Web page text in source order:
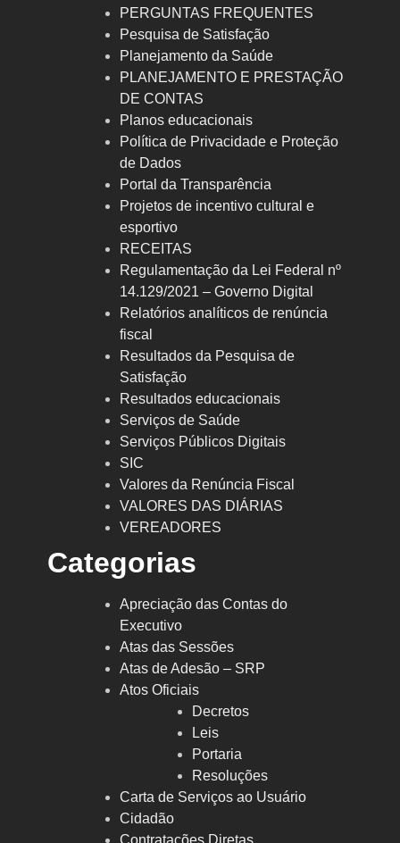
PERGUNTAS FREQUENTES
Pesquisa de Satisfação
Planejamento da Saúde
PLANEJAMENTO E PRESTAÇÃO
DE CONTAS
Planos educacionais
Política de Privacidade e Proteção
de Dados
Portal da Transparência
Projetos de incentivo cultural e
esportivo
RECEITAS
Regulamentação da Lei Federal nº
14.129/2021 – Governo Digital
Relatórios analíticos de renúncia
fiscal
Resultados da Pesquisa de
Satisfação
Resultados educacionais
Serviços de Saúde
Serviços Públicos Digitais
SIC
Valores da Renúncia Fiscal
VALORES DAS DIÁRIAS
VEREADORES
Categorias
Apreciação das Contas do
Executivo
Atas das Sessões
Atas de Adesão – SRP
Atos Oficiais
Decretos
Leis
Portaria
Resoluções
Carta de Serviços ao Usuário
Cidadão
Contratações Diretas